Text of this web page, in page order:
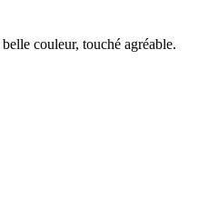
couleur, touché agréable.